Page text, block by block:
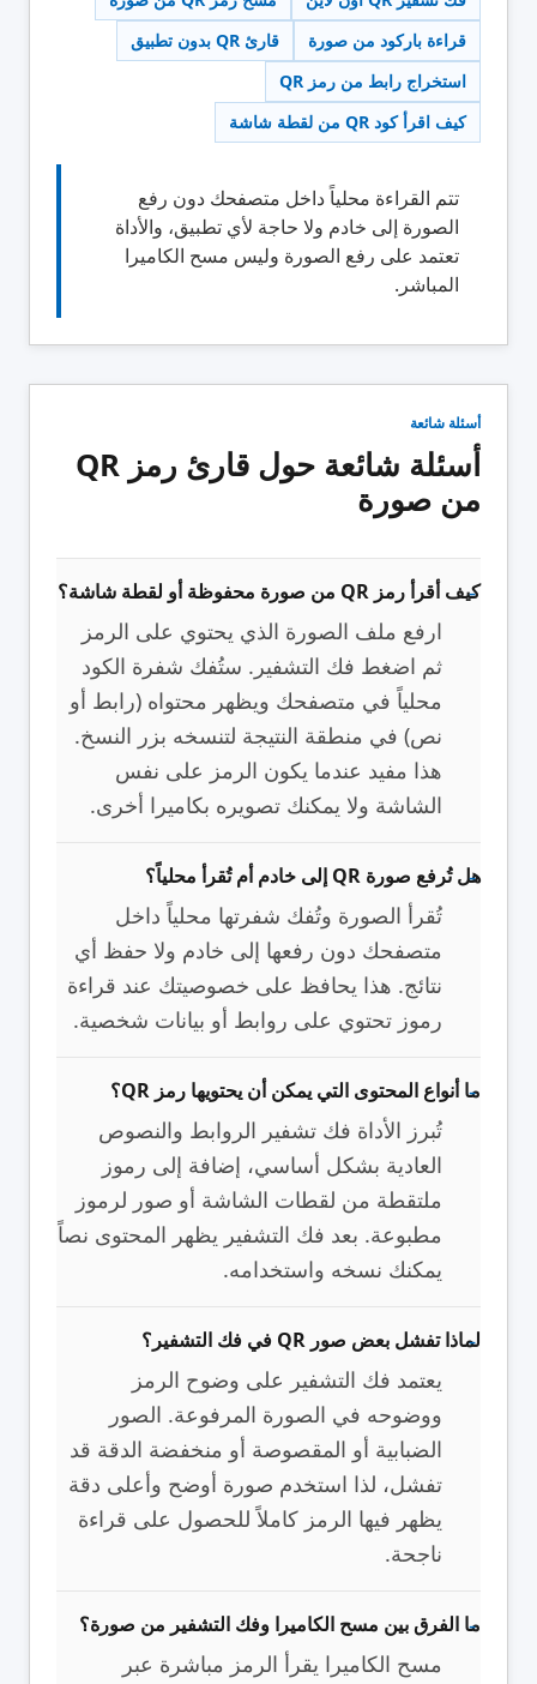
قراءة باركود من صورة
قارئ QR بدون تطبيق
استخراج رابط من رمز QR
كيف اقرأ كود QR من لقطة شاشة
تتم القراءة محلياً داخل متصفحك دون رفع
الصورة إلى خادم ولا حاجة لأي تطبيق، والأداة
تعتمد على رفع الصورة وليس مسح الكاميرا
المباشر.
أسئلة شائعة
أسئلة شائعة حول قارئ رمز QR
من صورة
كيف أقرأ رمز QR من صورة محفوظة أو لقطة شاشة؟
ارفع ملف الصورة الذي يحتوي على الرمز
ثم اضغط فك التشفير. ستُفك شفرة الكود
محلياً في متصفحك ويظهر محتواه (رابط أو
نص) في منطقة النتيجة لتنسخه بزر النسخ.
هذا مفيد عندما يكون الرمز على نفس
الشاشة ولا يمكنك تصويره بكاميرا أخرى.
هل تُرفع صورة QR إلى خادم أم تُقرأ محلياً؟
تُقرأ الصورة وتُفك شفرتها محلياً داخل
متصفحك دون رفعها إلى خادم ولا حفظ أي
نتائج. هذا يحافظ على خصوصيتك عند قراءة
رموز تحتوي على روابط أو بيانات شخصية.
ما أنواع المحتوى التي يمكن أن يحتويها رمز QR؟
تُبرز الأداة فك تشفير الروابط والنصوص
العادية بشكل أساسي، إضافة إلى رموز
ملتقطة من لقطات الشاشة أو صور لرموز
مطبوعة. بعد فك التشفير يظهر المحتوى نصاً
يمكنك نسخه واستخدامه.
لماذا تفشل بعض صور QR في فك التشفير؟
يعتمد فك التشفير على وضوح الرمز
ووضوحه في الصورة المرفوعة. الصور
الضبابية أو المقصوصة أو منخفضة الدقة قد
تفشل، لذا استخدم صورة أوضح وأعلى دقة
يظهر فيها الرمز كاملاً للحصول على قراءة
ناجحة.
ما الفرق بين مسح الكاميرا وفك التشفير من صورة؟
مسح الكاميرا يقرأ الرمز مباشرة عبر